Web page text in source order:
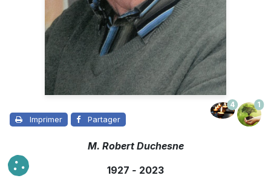
Imprimer Partager
4 1
M. Robert Duchesne
1927 - 2023